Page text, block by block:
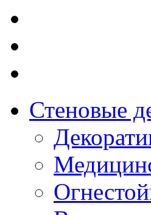
Стеновые